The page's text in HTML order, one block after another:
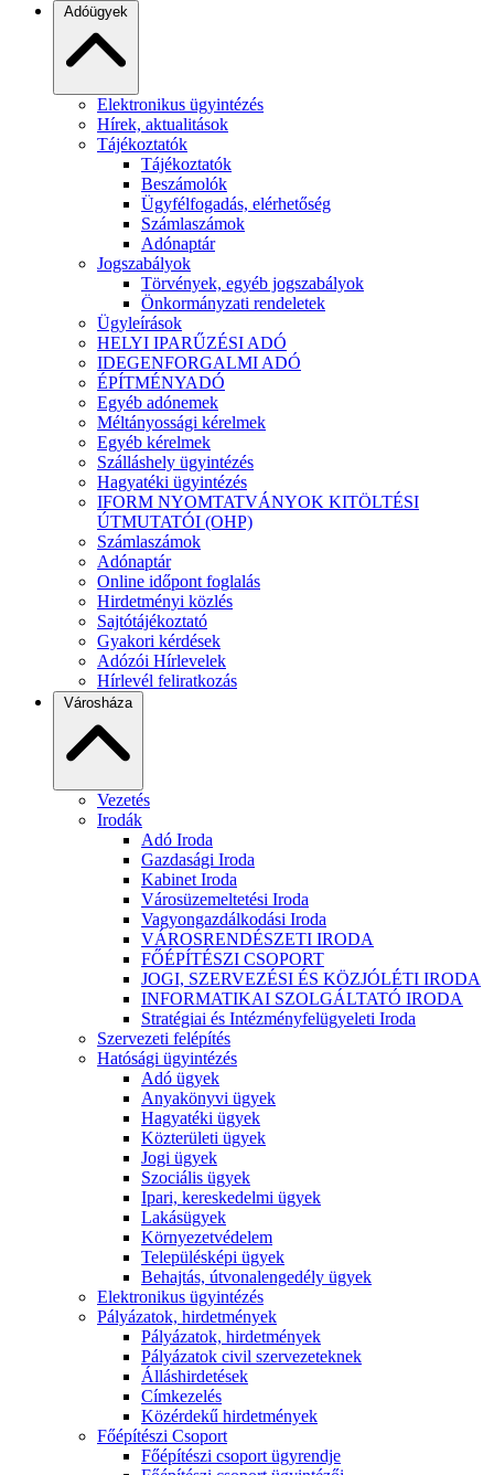
Adóügyek
Elektronikus ügyintézés
Hírek, aktualitások
Tájékoztatók
Tájékoztatók
Beszámolók
Ügyfélfogadás, elérhetőség
Számlaszámok
Adónaptár
Jogszabályok
Törvények, egyéb jogszabályok
Önkormányzati rendeletek
Ügyleírások
HELYI IPARŰZÉSI ADÓ
IDEGENFORGALMI ADÓ
ÉPÍTMÉNYADÓ
Egyéb adónemek
Méltányossági kérelmek
Egyéb kérelmek
Szálláshely ügyintézés
Hagyatéki ügyintézés
IFORM NYOMTATVÁNYOK KITÖLTÉSI
ÚTMUTATÓI (OHP)
Számlaszámok
Adónaptár
Online időpont foglalás
Hirdetményi közlés
Sajtótájékoztató
Gyakori kérdések
Adózói Hírlevelek
Hírlevél feliratkozás
Városháza
Vezetés
Irodák
Adó Iroda
Gazdasági Iroda
Kabinet Iroda
Városüzemeltetési Iroda
Vagyongazdálkodási Iroda
VÁROSRENDÉSZETI IRODA
FŐÉPÍTÉSZI CSOPORT
JOGI, SZERVEZÉSI ÉS KÖZJÓLÉTI IRODA
INFORMATIKAI SZOLGÁLTATÓ IRODA
Stratégiai és Intézményfelügyeleti Iroda
Szervezeti felépítés
Hatósági ügyintézés
Adó ügyek
Anyakönyvi ügyek
Hagyatéki ügyek
Közterületi ügyek
Jogi ügyek
Szociális ügyek
Ipari, kereskedelmi ügyek
Lakásügyek
Környezetvédelem
Településképi ügyek
Behajtás, útvonalengedély ügyek
Elektronikus ügyintézés
Pályázatok, hirdetmények
Pályázatok, hirdetmények
Pályázatok civil szervezeteknek
Álláshirdetések
Címkezelés
Közérdekű hirdetmények
Főépítészi Csoport
Főépítészi csoport ügyrendje